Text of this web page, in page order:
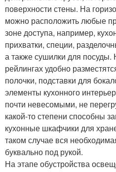
поверхности стены. На
можно расположить любые
зоне доступа, например,
прихватки, специи,
а также сушилки для посуды.
рейлингах удобно
полочки, подставки для
элементы кухонного
почти невесомыми, не
какой-то степени способны
кухонные шкафчики для
таком случае вся
буквально под рукой.
На этапе обустройства